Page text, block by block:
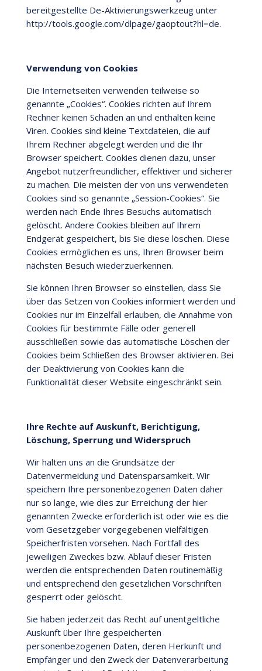
bereitgestellte De-Aktivierungswerkzeug unter
http://tools.google.com/dlpage/gaoptout?hl=de.
Verwendung von Cookies
Die Internetseiten verwenden teilweise so
genannte „Cookies“. Cookies richten auf Ihrem
Rechner keinen Schaden an und enthalten keine
Viren. Cookies sind kleine Textdateien, die auf
Ihrem Rechner abgelegt werden und die Ihr
Browser speichert. Cookies dienen dazu, unser
Angebot nutzerfreundlicher, effektiver und sicherer
zu machen. Die meisten der von uns verwendeten
Cookies sind so genannte „Session-Cookies“. Sie
werden nach Ende Ihres Besuchs automatisch
gelöscht. Andere Cookies bleiben auf Ihrem
Endgerät gespeichert, bis Sie diese löschen. Diese
Cookies ermöglichen es uns, Ihren Browser beim
nächsten Besuch wiederzuerkennen.
Sie können Ihren Browser so einstellen, dass Sie
über das Setzen von Cookies informiert werden und
Cookies nur im Einzelfall erlauben, die Annahme von
Cookies für bestimmte Fälle oder generell
ausschließen sowie das automatische Löschen der
Cookies beim Schließen des Browser aktivieren. Bei
der Deaktivierung von Cookies kann die
Funktionalität dieser Website eingeschränkt sein.
Ihre Rechte auf Auskunft, Berichtigung,
Löschung, Sperrung und Widerspruch
Wir halten uns an die Grundsätze der
Datenvermeidung und Datensparsamkeit. Wir
speichern Ihre personenbezogenen Daten daher
nur so lange, wie dies zur Erreichung der hier
genannten Zwecke erforderlich ist oder wie es die
vom Gesetzgeber vorgegebenen vielfältigen
Speicherfristen vorsehen. Nach Fortfall des
jeweiligen Zweckes bzw. Ablauf dieser Fristen
werden die entsprechenden Daten routinemäßig
und entsprechend den gesetzlichen Vorschriften
gesperrt oder gelöscht.
Sie haben jederzeit das Recht auf unentgeltliche
Auskunft über Ihre gespeicherten
personenbezogenen Daten, deren Herkunft und
Empfänger und den Zweck der Datenverarbeitung